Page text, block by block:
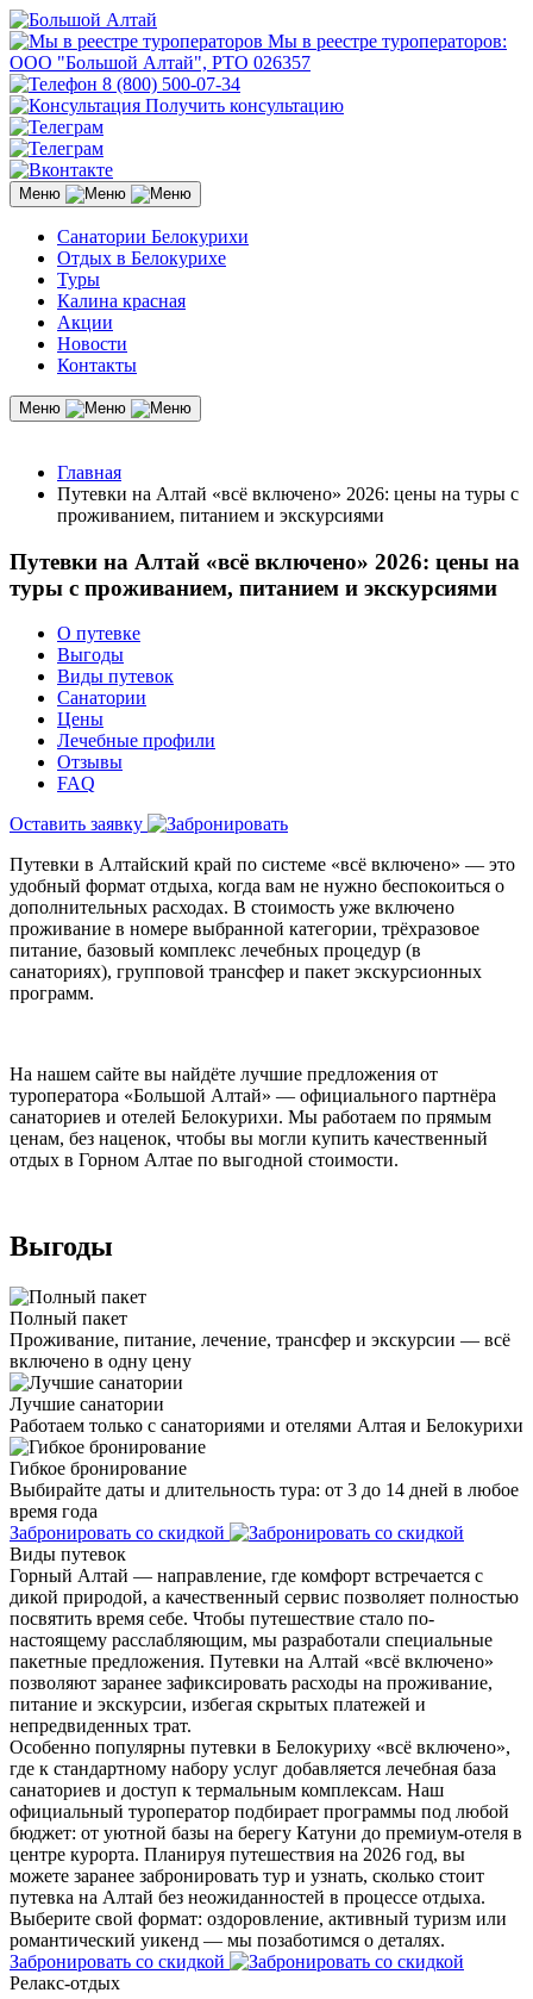
Мы в реестре туроператоров:
ООО "Большой Алтай", РТО 026357
8 (800) 500-07-34
Получить консультацию
Меню
Санатории Белокурихи
Отдых в Белокурихе
Туры
Калина красная
Акции
Новости
Контакты
Меню
Главная
Путевки на Алтай «всё включено» 2026: цены на туры с
проживанием, питанием и экскурсиями
Путевки на Алтай «всё включено» 2026: цены на
туры с проживанием, питанием и экскурсиями
О путевке
Выгоды
Виды путевок
Санатории
Цены
Лечебные профили
Отзывы
FAQ
Оставить заявку
Путевки в Алтайский край по системе «всё включено» — это
удобный формат отдыха, когда вам не нужно беспокоиться о
дополнительных расходах. В стоимость уже включено
проживание в номере выбранной категории, трёхразовое
питание, базовый комплекс лечебных процедур (в
санаториях), групповой трансфер и пакет экскурсионных
программ.
На нашем сайте вы найдёте лучшие предложения от
туроператора «Большой Алтай» — официального партнёра
санаториев и отелей Белокурихи. Мы работаем по прямым
ценам, без наценок, чтобы вы могли купить качественный
отдых в Горном Алтае по выгодной стоимости.
Выгоды
Полный пакет
Проживание, питание, лечение, трансфер и экскурсии — всё
включено в одну цену
Лучшие санатории
Работаем только с санаториями и отелями Алтая и Белокурихи
Гибкое бронирование
Выбирайте даты и длительность тура: от 3 до 14 дней в любое
время года
Забронировать со скидкой
Виды путевок
Горный Алтай — направление, где комфорт встречается с
дикой природой, а качественный сервис позволяет полностью
посвятить время себе. Чтобы путешествие стало по-
настоящему расслабляющим, мы разработали специальные
пакетные предложения. Путевки на Алтай «всё включено»
позволяют заранее зафиксировать расходы на проживание,
питание и экскурсии, избегая скрытых платежей и
непредвиденных трат.
Особенно популярны путевки в Белокуриху «всё включено»,
где к стандартному набору услуг добавляется лечебная база
санаториев и доступ к термальным комплексам. Наш
официальный туроператор подбирает программы под любой
бюджет: от уютной базы на берегу Катуни до премиум-отеля в
центре курорта. Планируя путешествия на 2026 год, вы
можете заранее забронировать тур и узнать, сколько стоит
путевка на Алтай без неожиданностей в процессе отдыха.
Выберите свой формат: оздоровление, активный туризм или
романтический уикенд — мы позаботимся о деталях.
Забронировать со скидкой
Релакс-отдых